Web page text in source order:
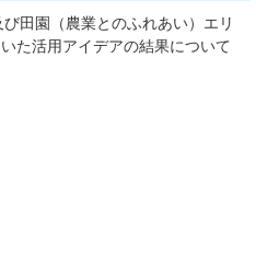
田園（農業とのふれあい）エリ
た活用アイデアの結果について